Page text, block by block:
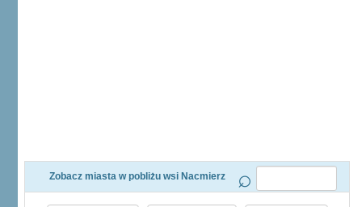
Zobacz miasta w pobliżu wsi Nacmierz